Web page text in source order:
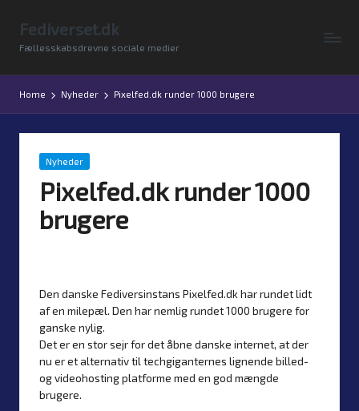
Fediverset.dk
Fællesskabsdrevne sociale medier
Home Nyheder Pixelfed.dk runder 1000 brugere
Posted
in
Nyheder
Pixelfed.dk runder 1000
brugere
Den danske Fediversinstans Pixelfed.dk har rundet lidt
af en milepæl. Den har nemlig rundet 1000 brugere for
ganske nylig.
Det er en stor sejr for det åbne danske internet, at der
nu er et alternativ til techgiganternes lignende billed-
og videohosting platforme med en god mængde
brugere.